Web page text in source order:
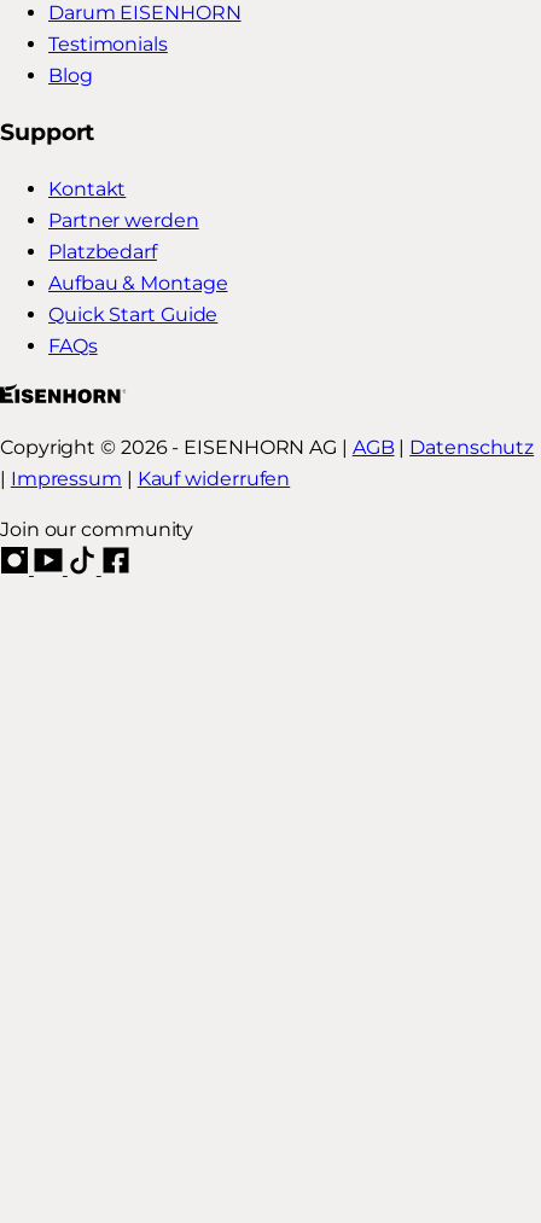
Darum EISENHORN
Testimonials
Blog
Support
Kontakt
Partner werden
Platzbedarf
Aufbau & Montage
Quick Start Guide
FAQs
Copyright © 2026 - EISENHORN AG | AGB| Datenschutz
| Impressum | Kauf widerrufen
Join our community